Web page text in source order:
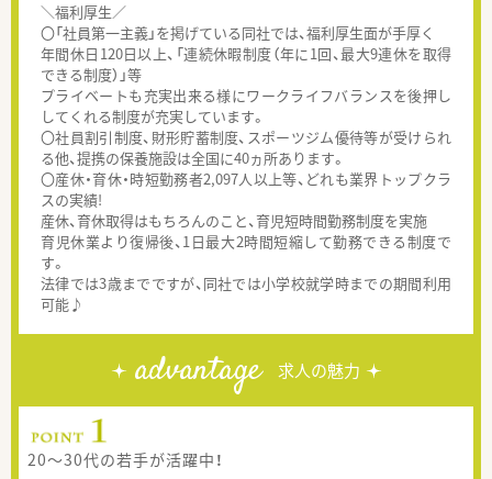
＼福利厚生／
〇「社員第一主義」を掲げている同社では、福利厚生面が手厚く
年間休日120日以上、「連続休暇制度（年に1回、最大9連休を取得
できる制度）」等
プライベートも充実出来る様にワークライフバランスを後押し
してくれる制度が充実しています。
〇社員割引制度、財形貯蓄制度、スポーツジム優待等が受けられ
る他、提携の保養施設は全国に40ヵ所あります。
〇産休・育休・時短勤務者2,097人以上等、どれも業界トップクラ
スの実績!
産休、育休取得はもちろんのこと、育児短時間勤務制度を実施
育児休業より復帰後、1日最大2時間短縮して勤務できる制度で
す。
法律では3歳までですが、同社では小学校就学時までの期間利用
可能♪
advantage 求人の魅力
20～30代の若手が活躍中！